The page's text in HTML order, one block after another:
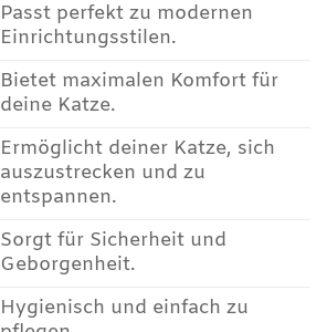
Passt perfekt zu modernen
Einrichtungsstilen.
Bietet maximalen Komfort für
deine Katze.
Ermöglicht deiner Katze, sich
auszustrecken und zu
entspannen.
Sorgt für Sicherheit und
Geborgenheit.
Hygienisch und einfach zu